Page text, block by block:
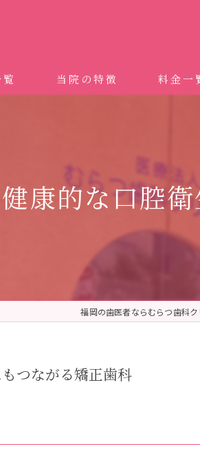
ビザライン、マウスピース矯正）
ナンス)
当院の特徴
ドクターむらつのワンライン歯臓
料金一
康的な口腔
福岡の歯医者ならむらつ歯科
つながる矯正歯科